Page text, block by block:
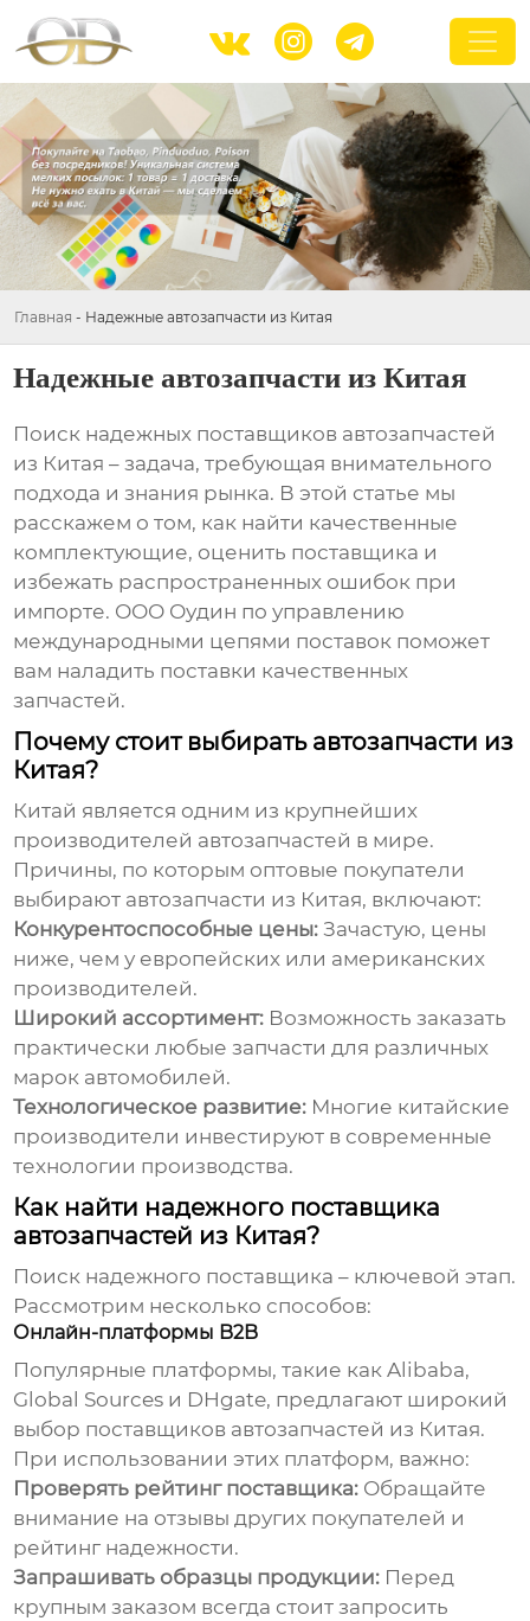
  
Главная - Надежные автозапчасти из Китая
Надежные автозапчасти из Китая
Поиск надежных поставщиков автозапчастей
из Китая – задача, требующая внимательного
подхода и знания рынка. В этой статье мы
расскажем о том, как найти качественные
комплектующие, оценить поставщика и
избежать распространенных ошибок при
импорте. ООО Оудин по управлению
международными цепями поставок поможет
вам наладить поставки качественных
запчастей.
Почему стоит выбирать автозапчасти из
Китая?
Китай является одним из крупнейших
производителей автозапчастей в мире.
Причины, по которым оптовые покупатели
выбирают автозапчасти из Китая, включают:
Конкурентоспособные цены: Зачастую, цены
ниже, чем у европейских или американских
производителей.
Широкий ассортимент: Возможность заказать
практически любые запчасти для различных
марок автомобилей.
Технологическое развитие: Многие китайские
производители инвестируют в современные
технологии производства.
Как найти надежного поставщика
автозапчастей из Китая?
Поиск надежного поставщика – ключевой этап.
Рассмотрим несколько способов:
Онлайн-платформы B2B
Популярные платформы, такие как Alibaba,
Global Sources и DHgate, предлагают широкий
выбор поставщиков автозапчастей из Китая.
При использовании этих платформ, важно:
Проверять рейтинг поставщика: Обращайте
внимание на отзывы других покупателей и
рейтинг надежности.
Запрашивать образцы продукции: Перед
крупным заказом всегда стоит запросить